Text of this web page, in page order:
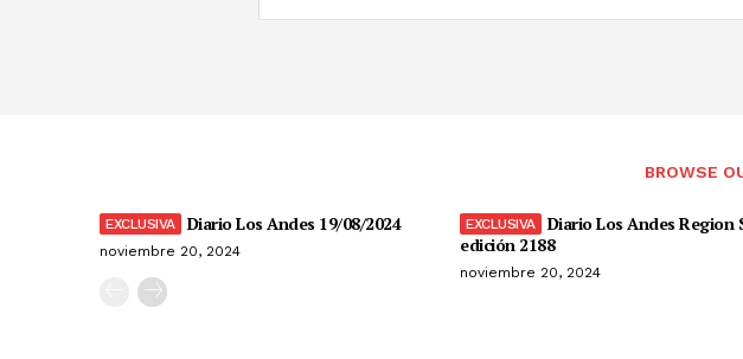
BROWSE
Diario Los Andes 19/08/2024
noviembre 20, 2024
Diario Los Andes Region
edición 2188
noviembre 20, 2024